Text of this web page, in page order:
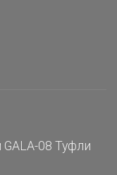
08 Туфли